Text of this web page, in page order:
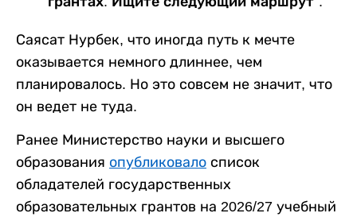
Саясат Нурбек, что иногда путь к мечте
оказывается немного длиннее, чем
планировалось. Но это совсем не значит, что
он ведет не туда.
Ранее Министерство науки и высшего
образования опубликовало список
обладателей государственных
образовательных грантов на 2026/27 учебный